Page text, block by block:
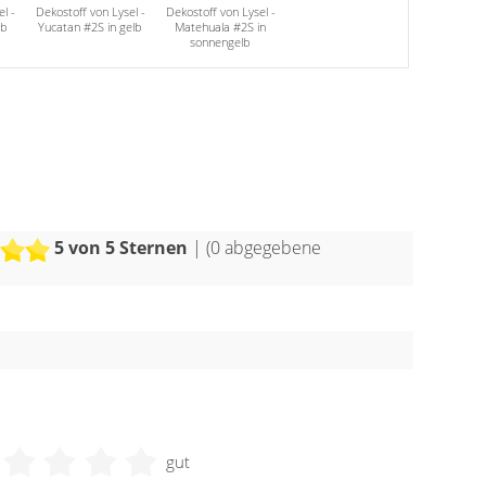
-
Dekostoff von Lysel -
Yucatan #2S in gelb
Dekostoff von Lysel -
Matehuala #2S in
sonnengelb
5von 5 Sternen | (0abgegebene
gut